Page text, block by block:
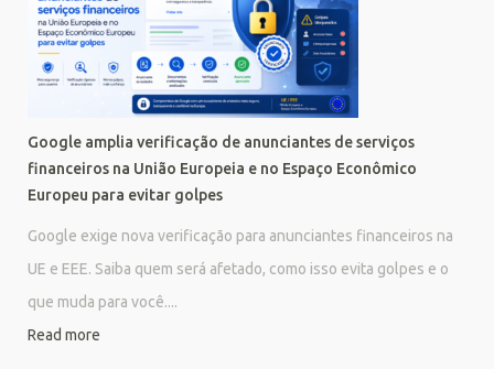
Google amplia verificação de anunciantes de serviços
financeiros na União Europeia e no Espaço Econômico
Europeu para evitar golpes
Google exige nova verificação para anunciantes financeiros na
UE e EEE. Saiba quem será afetado, como isso evita golpes e o
que muda para você....
Read more